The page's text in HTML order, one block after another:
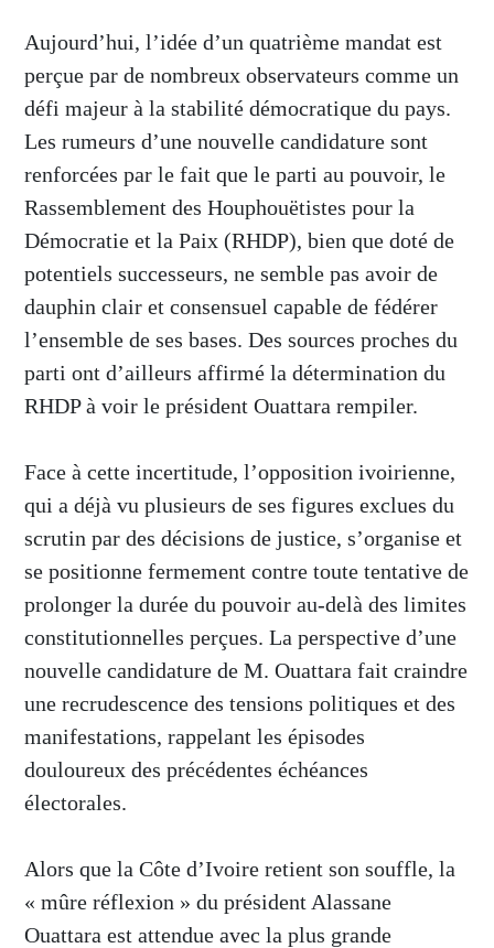
Aujourd’hui, l’idée d’un quatrième mandat est
perçue par de nombreux observateurs comme un
défi majeur à la stabilité démocratique du pays.
Les rumeurs d’une nouvelle candidature sont
renforcées par le fait que le parti au pouvoir, le
Rassemblement des Houphouëtistes pour la
Démocratie et la Paix (RHDP), bien que doté de
potentiels successeurs, ne semble pas avoir de
dauphin clair et consensuel capable de fédérer
l’ensemble de ses bases. Des sources proches du
parti ont d’ailleurs affirmé la détermination du
RHDP à voir le président Ouattara rempiler.
Face à cette incertitude, l’opposition ivoirienne,
qui a déjà vu plusieurs de ses figures exclues du
scrutin par des décisions de justice, s’organise et
se positionne fermement contre toute tentative de
prolonger la durée du pouvoir au-delà des limites
constitutionnelles perçues. La perspective d’une
nouvelle candidature de M. Ouattara fait craindre
une recrudescence des tensions politiques et des
manifestations, rappelant les épisodes
douloureux des précédentes échéances
électorales.
Alors que la Côte d’Ivoire retient son souffle, la
« mûre réflexion » du président Alassane
Ouattara est attendue avec la plus grande